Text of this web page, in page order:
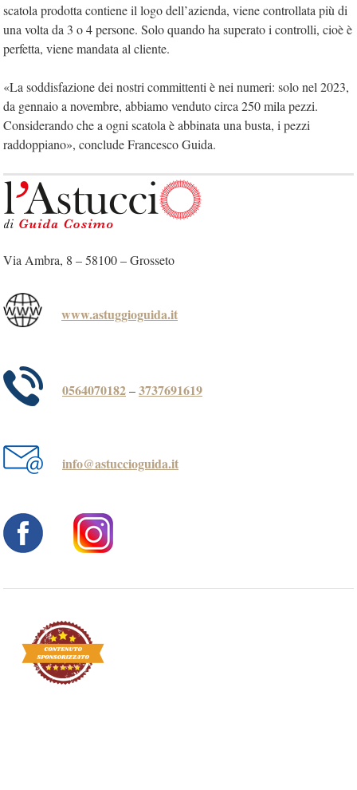
scatola prodotta contiene il logo dell’azienda, viene controllata più di
una volta da 3 o 4 persone. Solo quando ha superato i controlli, cioè è
perfetta, viene mandata al cliente.
«La soddisfazione dei nostri committenti è nei numeri: solo nel 2023,
da gennaio a novembre, abbiamo venduto circa 250 mila pezzi.
Considerando che a ogni scatola è abbinata una busta, i pezzi
raddoppiano», conclude Francesco Guida.
Via Ambra, 8 – 58100 – Grosseto
www.astuggioguida.it
0564070182–3737691619
info@astuccioguida.it